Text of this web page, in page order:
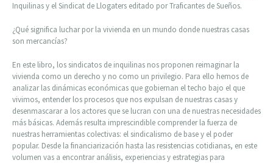
Inquilinas y el Sindicat de Llogaters editado por Traficantes de Sueños.
¿Qué significa luchar por la vivienda en un mundo donde nuestras casas
son mercancías?
En este libro, los sindicatos de inquilinas nos proponen reimaginar la
vivienda como un derecho y no como un privilegio. Para ello hemos de
analizar las dinámicas económicas que gobiernan el techo bajo el que
vivimos, entender los procesos que nos expulsan de nuestras casas y
desenmascarar a los actores que se lucran con una de nuestras necesidades
más básicas. Además resulta imprescindible comprender la fuerza de
nuestras herramientas colectivas: el sindicalismo de base y el poder
popular. Desde la financiarización hasta las resistencias cotidianas, en este
volumen vas a encontrar análisis, experiencias y estrategias para